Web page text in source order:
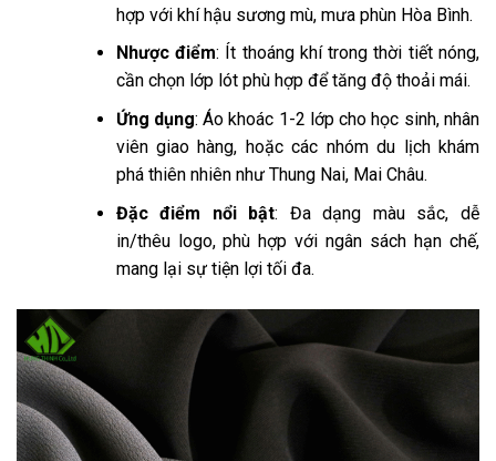
hợp với khí hậu sương mù, mưa phùn Hòa Bình.
Nhược điểm: Ít thoáng khí trong thời tiết nóng,
cần chọn lớp lót phù hợp để tăng độ thoải mái.
Ứng dụng: Áo khoác 1-2 lớp cho học sinh, nhân
viên giao hàng, hoặc các nhóm du lịch khám
phá thiên nhiên như Thung Nai, Mai Châu.
Đặc điểm nổi bật: Đa dạng màu sắc, dễ
in/thêu logo, phù hợp với ngân sách hạn chế,
mang lại sự tiện lợi tối đa.